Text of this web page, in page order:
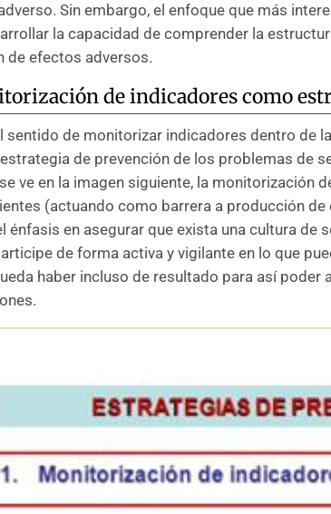
Sin embargo, el enfoque que más
la capacidad de comprender la
de efectos adversos.
de indicadores como
sentido de monitorizar indicadores dentro de
de prevención de los problemas de
ve en la imagen siguiente, la monitorización
(actuando como barrera a producción
énfasis en asegurar que exista una cultura de
de forma activa y vigilante en lo que
haber incluso de resultado para así poder